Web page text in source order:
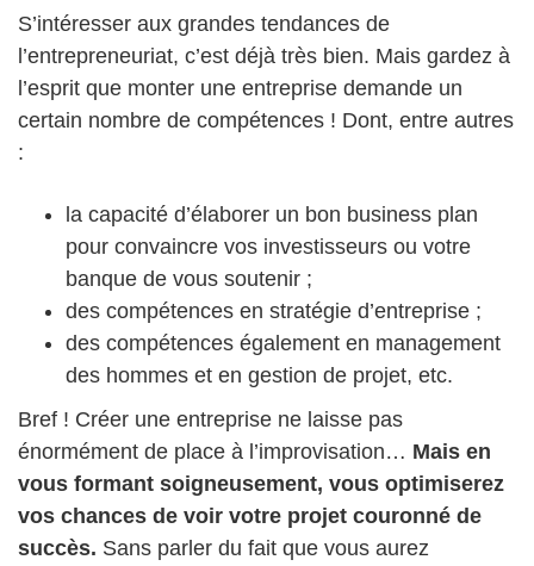
S’intéresser aux grandes tendances de
l’entrepreneuriat, c’est déjà très bien. Mais gardez à
l’esprit que monter une entreprise demande un
certain nombre de compétences ! Dont, entre autres
:
la capacité d’élaborer un bon business plan
pour convaincre vos investisseurs ou votre
banque de vous soutenir ;
des compétences en stratégie d’entreprise ;
des compétences également en management
des hommes et en gestion de projet, etc.
Bref ! Créer une entreprise ne laisse pas
énormément de place à l’improvisation… Mais en
vous formant soigneusement, vous optimiserez
vos chances de voir votre projet couronné de
succès. Sans parler du fait que vous aurez